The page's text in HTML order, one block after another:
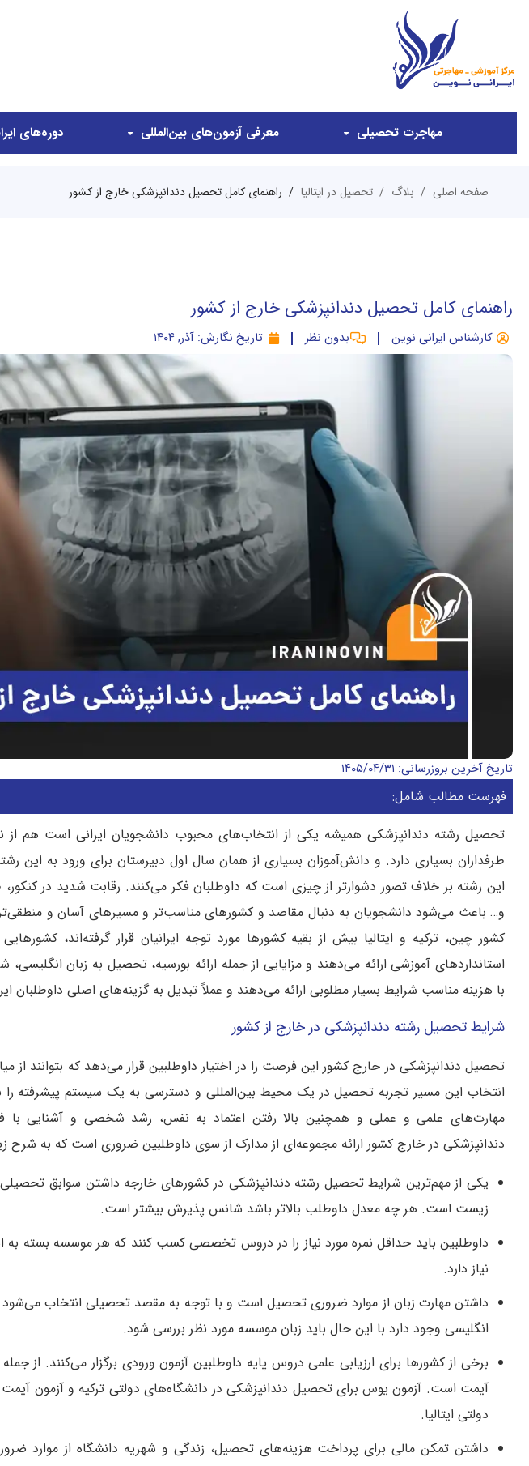
مهاجرت تحصیلی معرفی آزمون‌های بین‌المللی دوره‌های
صفحه اصلی بلاگ تحصیل در ایتالیا راهنمای کامل تحصیل دندانپزشکی خارج از کشور
راهنمای کامل تحصیل دندانپزشکی خارج از کشور
کارشناس ایرانی نوین بدون نظر تاریخ نگارش: آذر, ۱۴۰۴
تاریخ آخرین بروزرسانی: ۱۴۰۵/۰۴/۳۱
فهرست مطالب شامل:
تحصیل رشته دندانپزشکی همیشه یکی از انتخاب‌های محبوب دانشجویان ایرانی است هم از
طرفداران بسیاری دارد. و دانش‌آموزان بسیاری از همان سال اول دبیرستان برای ورود به این
این رشته بر خلاف تصور دشوارتر از چیزی است که داوطلبان فکر می‌کنند. رقابت شدید در
و… باعث می‌شود دانشجویان به دنبال مقاصد و کشورهای مناسب‌تر و مسیرهای آسان و
کشور چین، ترکیه و ایتالیا بیش از بقیه کشورها مورد توجه ایرانیان قرار گرفته‌اند،
استانداردهای آموزشی ارائه می‌دهند و مزایایی از جمله ارائه بورسیه، تحصیل به زبان
با هزینه مناسب شرایط بسیار مطلوبی ارائه می‌دهند و عملاً تبدیل به گزینه‌های اصلی داوطلبان
شرایط تحصیل رشته دندانپزشکی در خارج از کشور
تحصیل دندانپزشکی در خارج کشور این فرصت را در اختیار داوطلبین قرار می‌دهد که بتوانند از
انتخاب این مسیر تجربه تحصیل در یک محیط بین‌المللی و دسترسی به یک سیستم پیشرفته را
مهارت‌های علمی و عملی و همچنین بالا رفتن اعتماد به نفس، رشد شخصی و آشنایی
دندانپزشکی در خارج کشور ارائه مجموعه‌ای از مدارک از سوی داوطلبین ضروری است که به شرح
یکی از مهم‌ترین شرایط تحصیل رشته دندانپزشکی در کشورهای خارجه داشتن سوابق
زیست است. هر چه معدل داوطلب بالاتر باشد شانس پذیرش بیشتر است.
داوطلبین باید حداقل نمره مورد نیاز را در دروس تخصصی کسب کنند که هر موسسه بسته به
نیاز دارد.
داشتن مهارت زبان از موارد ضروری تحصیل است و با توجه به مقصد تحصیلی انتخاب می‌شود
انگلیسی وجود دارد با این حال باید زبان موسسه مورد نظر بررسی شود.
برخی از کشورها برای ارزیابی علمی دروس پایه داوطلبین آزمون ورودی برگزار می‌کنند. از
آیمت است. آزمون یوس برای تحصیل دندانپزشکی در دانشگاه‌های دولتی ترکیه و آزمون
دولتی ایتالیا.
داشتن تمکن مالی برای پرداخت هزینه‌های تحصیل، زندگی و شهریه دانشگاه از موارد